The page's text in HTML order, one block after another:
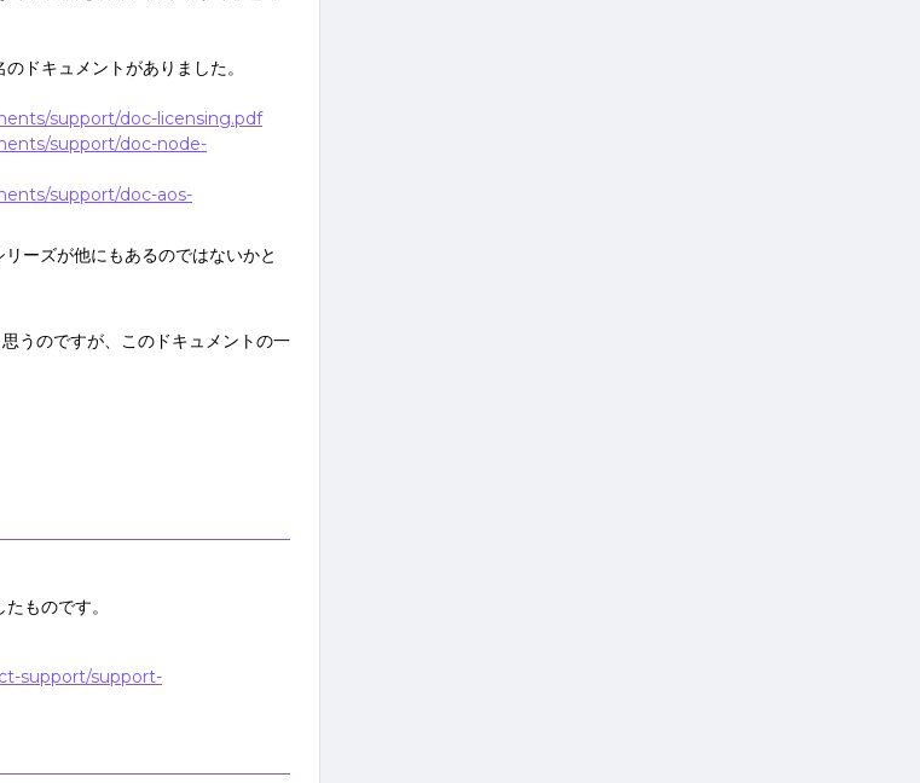
ドキュメントがありました。
support/doc-licensing.pdf
support/doc-node-
support/doc-aos-
ーズが他にもあるのではないかと
うのですが、このドキュメントの一
ものです。
support/support-